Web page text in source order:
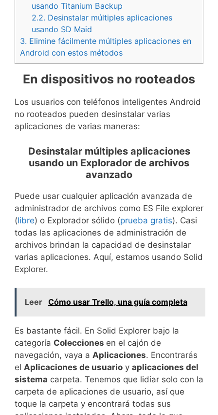
usando Titanium Backup
2.2. Desinstalar múltiples aplicaciones
usando SD Maid
3. Elimine fácilmente múltiples aplicaciones en
Android con estos métodos
En dispositivos no rooteados
Los usuarios con teléfonos inteligentes Android
no rooteados pueden desinstalar varias
aplicaciones de varias maneras:
Desinstalar múltiples aplicaciones
usando un Explorador de archivos
avanzado
Puede usar cualquier aplicación avanzada de
administrador de archivos como ES File explorer
(libre) o Explorador sólido (prueba gratis). Casi
todas las aplicaciones de administración de
archivos brindan la capacidad de desinstalar
varias aplicaciones. Aquí, estamos usando Solid
Explorer.
Leer Cómo usar Trello, una guía completa
Es bastante fácil. En Solid Explorer bajo la
categoría Colecciones en el cajón de
navegación, vaya a Aplicaciones. Encontrarás
el Aplicaciones de usuario y aplicaciones del
sistema carpeta. Tenemos que lidiar solo con la
carpeta de aplicaciones de usuario, así que
toque la carpeta y encontrará todas sus